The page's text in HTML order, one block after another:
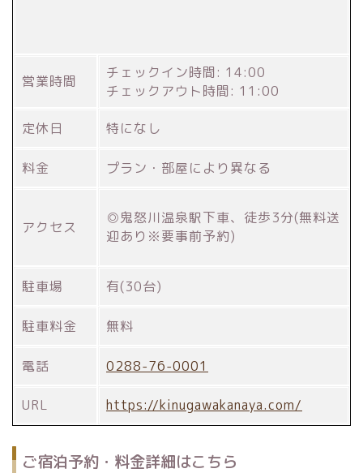
営業時間
チェックイン時間: 14:00
チェックアウト時間: 11:00
定休日 特になし
料金 プラン・部屋により異なる
アクセス
◎鬼怒川温泉駅下車、徒歩3分(無料送
迎あり※要事前予約)
駐車場 有(30台)
駐車料金 無料
電話 0288-76-0001
URL https://kinugawakanaya.com/
ご宿泊予約・料金詳細はこちら